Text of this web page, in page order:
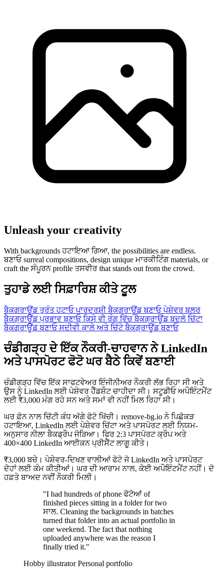
Unleash your creativity
With backgrounds ਹਟਾਇਆ ਗਿਆ, the possibilities are endless.
ਬਣਾਓ surreal compositions, design unique ਮਾਰਕੀਟਿੰਗ materials, or
craft the ਸੰਪੂਰਨ profile ਤਸਵੀਰ that stands out from the crowd.
ਤੁਹਾਡੇ ਲਈ ਸਿਫ਼ਾਰਿਸ਼ ਕੀਤੇ ਟੂਲ
ਬੈਕਗਰਾਊਂਡ ਤੁਰੰਤ ਹਟਾਓਪਾਰਦਰਸ਼ੀ ਬੈਕਗਰਾਊਂਡ ਬਣਾਓਪੇਸ਼ੇਵਰ ਬਲਰ
ਬੈਕਗ੍ਰਾਊਂਡ ਪ੍ਰਭਾਵ ਬਣਾਓਕਿਸੇ ਵੀ ਰੰਗ ਵਿੱਚ ਬੈਕਗ੍ਰਾਊਂਡ ਬਦਲੋ ਚਿੱਟਾ
ਬੈਕਗਰਾਊਂਡ ਬਣਾਓਸਦੀਵੀ ਕਾਲੇ ਅਤੇ ਚਿੱਟੇ ਬੈਕਗ੍ਰਾਊਂਡ ਬਣਾਓ
ਚੰਡੀਗੜ੍ਹ ਦੇ ਇੱਕ ਨੌਕਰੀ-ਚਾਹਵਾਨ ਨੇ LinkedIn
ਅਤੇ ਪਾਸਪੋਰਟ ਫੋਟੋ ਘਰ ਬੈਠੇ ਕਿਵੇਂ ਬਣਾਈ
ਚੰਡੀਗੜ੍ਹ ਵਿੱਚ ਇੱਕ ਸਾਫਟਵੇਅਰ ਇੰਜੀਨੀਅਰ ਨੌਕਰੀ ਲੱਭ ਰਿਹਾ ਸੀ ਅਤੇ
ਉਸ ਨੂੰ LinkedIn ਲਈ ਪੇਸ਼ੇਵਰ ਹੈੱਡਸ਼ੌਟ ਚਾਹੀਦਾ ਸੀ। ਸਟੂਡੀਓ ਅਪੌਇੰਟਮੈਂਟ
ਲਈ ₹3,000 ਮੰਗ ਰਹੇ ਸਨ ਅਤੇ ਸਮਾਂ ਵੀ ਨਹੀਂ ਮਿਲ ਰਿਹਾ ਸੀ।
ਘਰ ਫ਼ੋਨ ਨਾਲ ਚਿੱਟੀ ਕੰਧ ਅੱਗੇ ਫੋਟੋ ਖਿੱਚੀ। remove-bg.io ਨੇ ਪਿਛੋਕੜ
ਹਟਾਇਆ, LinkedIn ਲਈ ਪੇਸ਼ੇਵਰ ਚਿੱਟਾ ਅਤੇ ਪਾਸਪੋਰਟ ਲਈ ਨਿਯਮ-
ਅਨੁਸਾਰ ਨੀਲਾ ਬੈਕਡ੍ਰੌਪ ਜੋੜਿਆ। ਫਿਰ 2:3 ਪਾਸਪੋਰਟ ਕ੍ਰੌਪ ਅਤੇ
400×400 LinkedIn ਆਈਕਨ ਪ੍ਰੀਸੈੱਟ ਲਾਗੂ ਕੀਤੇ।
₹3,000 ਬਚੇ। ਪੇਸ਼ੇਵਰ-ਦਿਖਣ ਵਾਲੀਆਂ ਫੋਟੋ ਜੋ LinkedIn ਅਤੇ ਪਾਸਪੋਰਟ
ਦੋਹਾਂ ਲਈ ਕੰਮ ਕੀਤੀਆਂ। ਘਰ ਦੀ ਆਰਾਮ ਨਾਲ, ਕੋਈ ਅਪੌਇੰਟਮੈਂਟ ਨਹੀਂ। ਦੋ
ਹਫ਼ਤੇ ਬਾਅਦ ਨਵੀਂ ਨੌਕਰੀ ਮਿਲੀ।
"I had hundreds of phone ਫੋਟੋਆਂ of
finished pieces sitting in a folder for two
ਸਾਲ. Cleaning the backgrounds in batches
turned that folder into an actual portfolio in
one weekend. The fact that nothing
uploaded anywhere was the reason I
finally tried it."
Hobby illustrator Personal portfolio